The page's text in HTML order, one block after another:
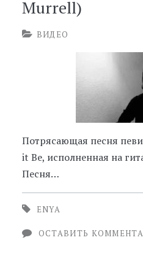
Murrell)
ВИДЕО
Потрясающая песня
it Be, исполненная на
Песня…
ENYA
ОСТАВИТЬ